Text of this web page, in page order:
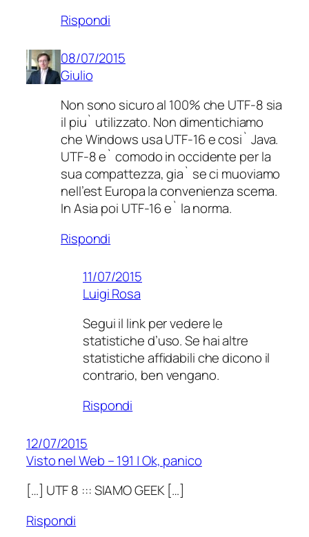
Rispondi
08/07/2015
Giulio
Non sono sicuro al 100% che UTF-8 sia
il piu` utilizzato. Non dimentichiamo
che Windows usa UTF-16 e cosi` Java.
UTF-8 e` comodo in occidente per la
sua compattezza, gia` se ci muoviamo
nell’est Europa la convenienza scema.
In Asia poi UTF-16 e` la norma.
Rispondi
11/07/2015
Luigi Rosa
Segui il link per vedere le
statistiche d’uso. Se hai altre
statistiche affidabili che dicono il
contrario, ben vengano.
Rispondi
12/07/2015
Visto nel Web – 191 | Ok, panico
[…] UTF 8 ::: SIAMO GEEK […]
Rispondi